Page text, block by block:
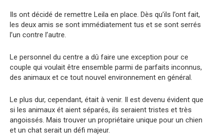
Ils ont décidé de remettre Leila en place. Dès qu’ils l’ont fait,
les deux amis se sont immédiatement tus et se sont serrés
l’un contre l’autre.
Le personnel du centre a dû faire une exception pour ce
couple qui voulait être ensemble parmi de parfaits inconnus,
des animaux et ce tout nouvel environnement en général.
Le plus dur, cependant, était à venir. Il est devenu évident que
si les animaux ét aient séparés, ils seraient tristes et très
angoissés. Mais trouver un propriétaire unique pour un chien
et un chat serait un défi majeur.